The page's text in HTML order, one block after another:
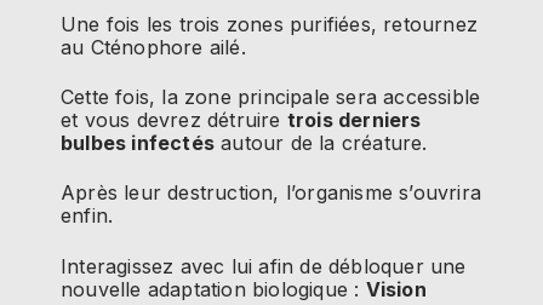
Une fois les trois zones purifiées, retournez
au Cténophore ailé.
Cette fois, la zone principale sera accessible
et vous devrez détruire trois derniers
bulbes infectés autour de la créature.
Après leur destruction, l’organisme s’ouvrira
enfin.
Interagissez avec lui afin de débloquer une
nouvelle adaptation biologique : Vision